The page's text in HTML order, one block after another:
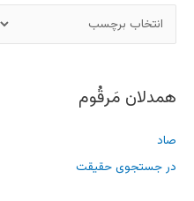
همدلان مَرقُوم
صاد
در جستجوی حقیقت